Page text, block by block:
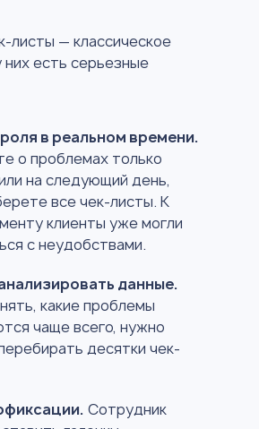
листы — классическое
есть серьезные
в реальном времени.
о проблемах только
на следующий день,
все чек-листы. К
клиенты уже могли
с неудобствами.
данные.
какие проблемы
чаще всего, нужно
десятки чек-
Сотрудник